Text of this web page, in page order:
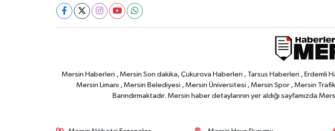
Mersin Haberleri , Mersin Son dakika, Çukurova Haberleri , Tarsus Haberleri ,
Mersin Limanı , Mersin Belediyesi , Mersin Üniversitesi , Mersin Spor , Mersin
Barındırmaktadır. Mersin haber detaylarının yer aldığı sayfamızda